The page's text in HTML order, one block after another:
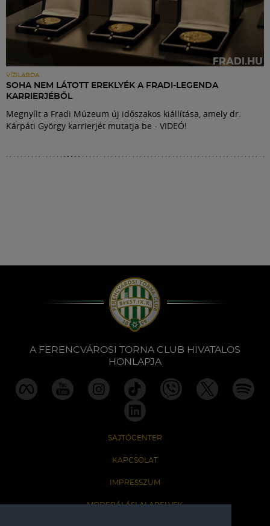
VÍZILABDA
SOHA NEM LÁTOTT EREKLYÉK A FRADI-LEGENDA
KARRIERJÉBŐL
Megnyílt a Fradi Múzeum új időszakos kiállítása, amely dr.
Kárpáti György karrierjét mutatja be - VIDEÓ!
A FERENCVÁROSI TORNA CLUB HIVATALOS
HONLAPJA
SAJTÓCENTER
KAPCSOLAT
IMPRESSZUM
MODERÁLÁSI ALAPELVEK